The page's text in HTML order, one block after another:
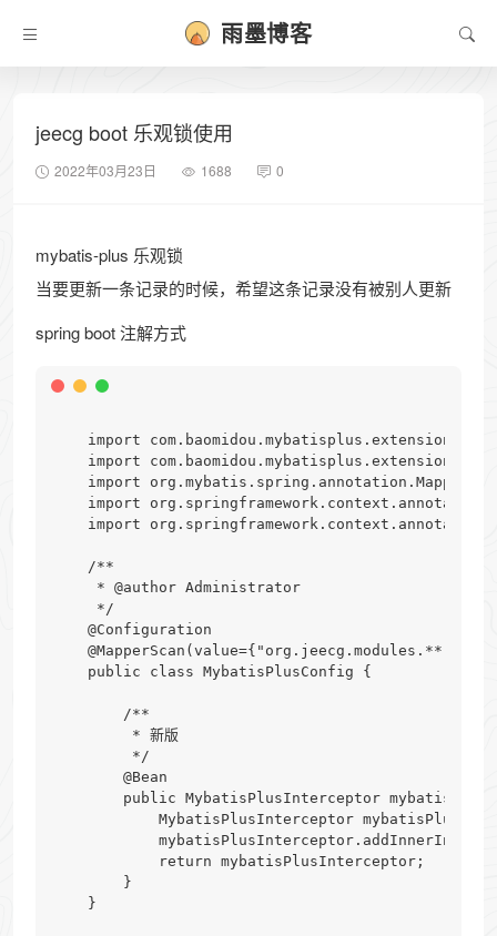
雨墨博客
jeecg boot 乐观锁使用
2022年03月23日 1688 0
mybatis-plus 乐观锁
当要更新一条记录的时候，希望这条记录没有被别人更新
spring boot 注解方式
import
import
import
import
import
    /**
     * @author Administrator
     */
    @Configuration
    public class MybatisPlusConfig {
        /**
         * 新版
         */
        @Bean
public MybatisPlusInterceptor
MybatisPlusInterceptor
            return mybatisPlusInterceptor;
        }
    }